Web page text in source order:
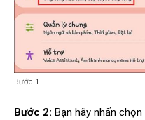
Bước 1
Bước 2: Bạn hãy nhấn chọn